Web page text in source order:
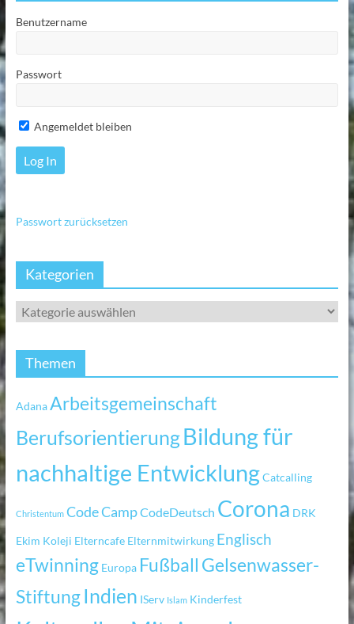
Benutzername
Passwort
Angemeldet bleiben
Passwort zurücksetzen
Kategorien
Themen
AdanaArbeitsgemeinschaft
BerufsorientierungBildung für
nachhaltige EntwicklungCatcalling
Christentum Code CampCodeDeutsch Corona DRK
Ekim Koleji Elterncafe Elternmitwirkung Englisch
eTwinning Europa Fußball Gelsenwasser-
StiftungIndien IServ Islam Kinderfest